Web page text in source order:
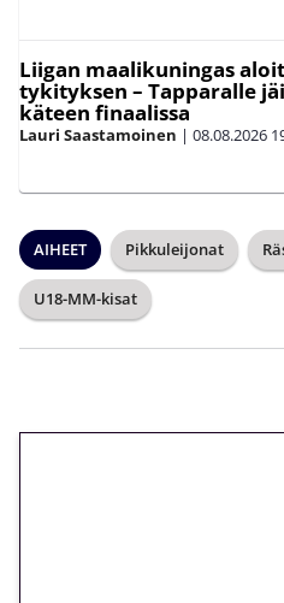
Liigan maalikuningas
tykityksen – Tapparalle
käteen finaalissa
Lauri Saastamoinen | 08.08.2026
AIHEET Pikkuleijonat
U18-MM-kisat